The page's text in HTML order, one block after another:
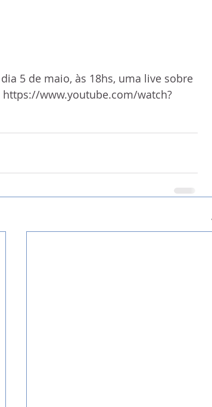
5 de maio, às 18hs, uma live sobre
https://www.youtube.com/watch?